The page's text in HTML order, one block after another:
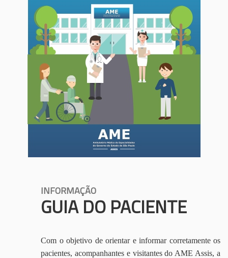
INFORMAÇÃO
GUIA DO PACIENTE
Com o objetivo de orientar e informar corretamente os
pacientes, acompanhantes e visitantes do AME Assis, a